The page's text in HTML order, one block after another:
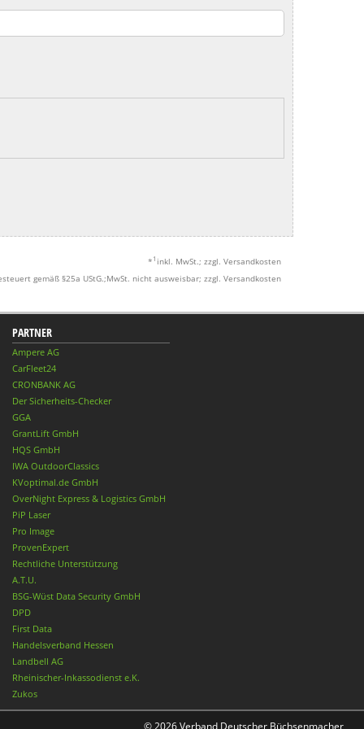
* 1 inkl. MwSt.; zzgl. Versandkosten
gemäß §25a UStG.;MwSt. nicht ausweisbar; zzgl. Versandkosten
PARTNER
Ampere AG
CarFleet24
CRONBANK AG
Der Sicherheits-Checker
GGA
GrantLift GmbH
HQS GmbH
IWA OutdoorClassics
KVoptimal.de GmbH
OverNight Express & Logistics GmbH
PiP Laser
Pro Image
ProvenExpert
Rechtliche Unterstützung
A.T.U.
BSG-Wüst Data Security GmbH
DPD
First Data
Handelsverband Hessen
Landbell AG
Rheinischer-Inkassodienst e.K.
Zukos
© 2026 Verband Deutscher Büchsenmacher